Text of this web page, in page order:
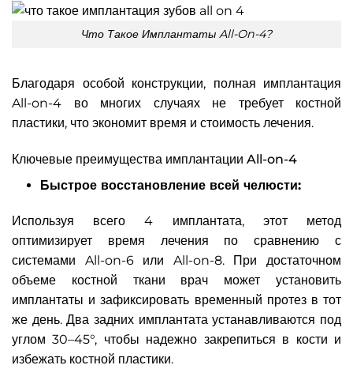
Что Такое Имплантаты All-On-4?
Благодаря особой конструкции, полная имплантация
All-on-4 во многих случаях не требует костной
пластики, что экономит время и стоимость лечения.
Ключевые преимущества имплантации All-on-4
Быстрое восстановление всей челюсти:
Используя всего 4 имплантата, этот метод
оптимизирует время лечения по сравнению с
системами All-on-6 или All-on-8. При достаточном
объеме костной ткани врач может установить
имплантаты и зафиксировать временный протез в тот
же день. Два задних имплантата устанавливаются под
углом 30–45°, чтобы надежно закрепиться в кости и
избежать костной пластики.